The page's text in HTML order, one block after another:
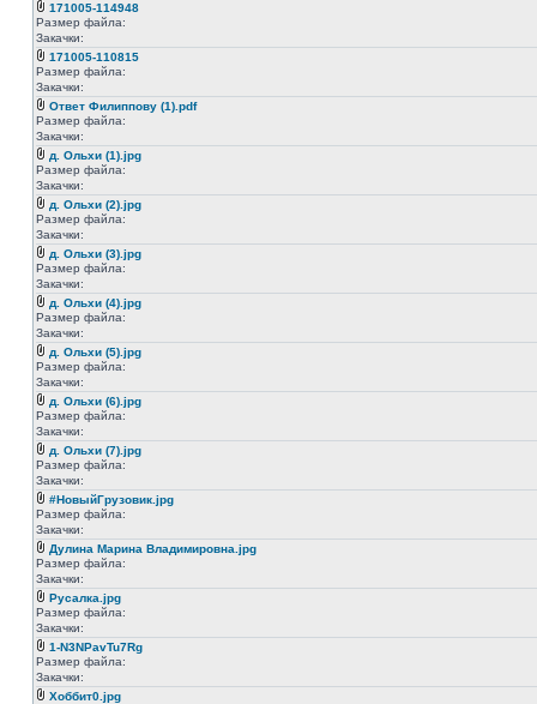
171005-114948
Размер файла:
Закачки:
171005-110815
Размер файла:
Закачки:
Ответ Филиппову (1).pdf
Размер файла:
Закачки:
д. Ольхи (1).jpg
Размер файла:
Закачки:
д. Ольхи (2).jpg
Размер файла:
Закачки:
д. Ольхи (3).jpg
Размер файла:
Закачки:
д. Ольхи (4).jpg
Размер файла:
Закачки:
д. Ольхи (5).jpg
Размер файла:
Закачки:
д. Ольхи (6).jpg
Размер файла:
Закачки:
д. Ольхи (7).jpg
Размер файла:
Закачки:
#НовыйГрузовик.jpg
Размер файла:
Закачки:
Дулина Марина Владимировна.jpg
Размер файла:
Закачки:
Русалка.jpg
Размер файла:
Закачки:
1-N3NPavTu7Rg
Размер файла:
Закачки:
Хоббит0.jpg